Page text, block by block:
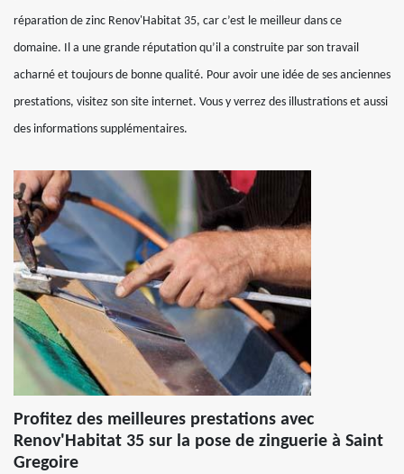
réparation de zinc Renov'Habitat 35, car c’est le meilleur dans ce
domaine. Il a une grande réputation qu’il a construite par son travail
acharné et toujours de bonne qualité. Pour avoir une idée de ses anciennes
prestations, visitez son site internet. Vous y verrez des illustrations et aussi
des informations supplémentaires.
Profitez des meilleures prestations avec
Renov'Habitat 35 sur la pose de zinguerie à Saint
Gregoire